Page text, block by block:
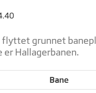
flyttet grunnet
Hallagerbanen.
Bane